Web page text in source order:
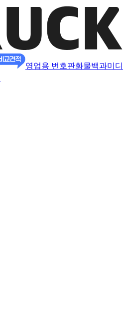
영업용 번호판화물백과미디